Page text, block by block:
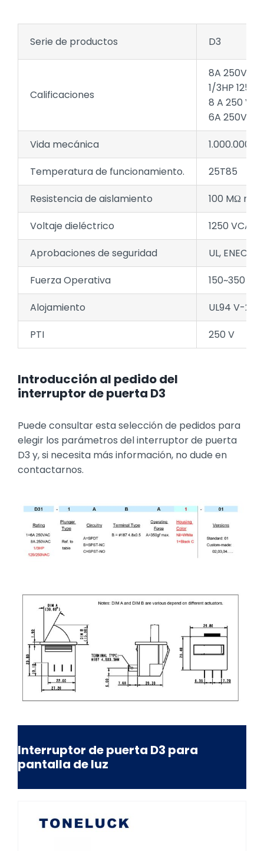
Serie de productos D3
Calificaciones
8A
1/3HP 125/
8 A 250 V
6A 250VAC
Vida mecánica
1.000.000
Temperatura de funcionamiento.
25T85
Resistencia de aislamiento
100 MΩ mín.
Voltaje dieléctrico
1250 VCA
Aprobaciones de seguridad
UL, ENEC
Fuerza Operativa
150~350 gf
Alojamiento
UL94 V-2
PTI
250 V
Introducción al pedido del
interruptor de puerta D3
Puede consultar esta selección de pedidos para
elegir los parámetros del interruptor de puerta
D3 y, si necesita más información, no dude en
contactarnos.
Interruptor de puerta D3 para
pantalla de luz